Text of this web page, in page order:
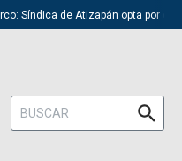
Síndica de Atizapán opta por el
Buscar: